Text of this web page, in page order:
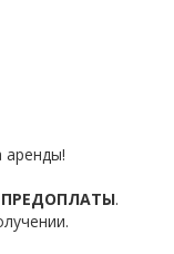
аренды!
ПРЕДОПЛАТЫ.